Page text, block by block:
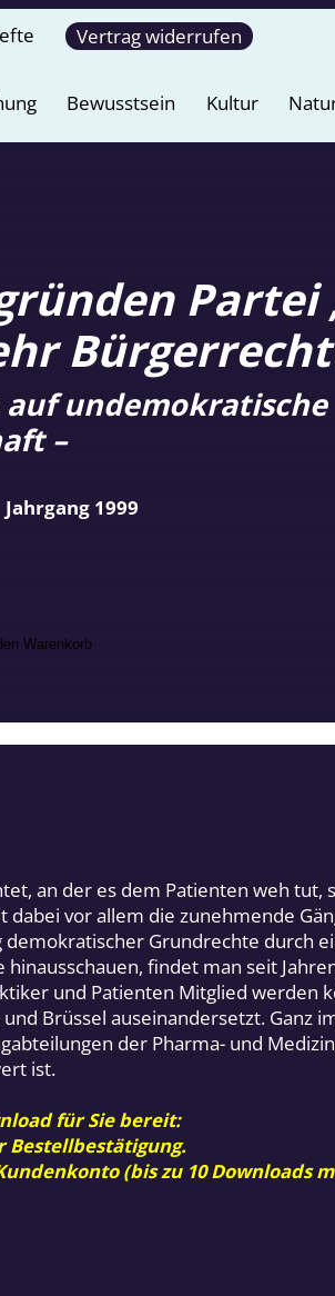
Vertrag widerrufen
Bewusstsein Kultur
Partei
–
Warenkorb
Jahrgang 1999
an der es dem Patienten weh tut,
vor allem die zunehmende
Grundrechte durch
findet man seit
und Patienten Mitglied werden
Brüssel auseinandersetzt. Ganz
der Pharma- und
ist.
für Sie bereit:
Bestellbestätigung.
(bis zu 10 Downloads